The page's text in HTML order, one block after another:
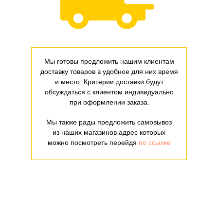
Мы готовы предложить нашим клиентам
доставку товаров в удобное для них время
и место. Критерии доставки будут
обсуждаться с клиентом индивидуально
при оформлении заказа.
Мы также рады предложить самовывоз
из наших магазинов адрес которых
можно посмотреть перейдя по ссылке